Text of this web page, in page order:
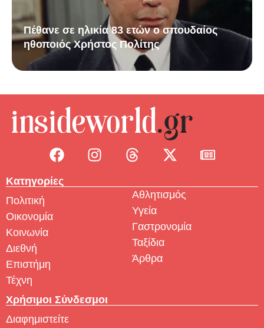
Πέθανε σε ηλικία 83 ετών ο σπουδαίος
ηθοποιός Χρήστος Πολίτης
Κατηγορίες
Πολιτική
Οικονομία
Κοινωνία
Διεθνή
Επιστήμη
Τέχνη
Αθλητισμός
Υγεία
Γαστρονομία
Ταξίδια
Άρθρα
Χρήσιμοι Σύνδεσμοι
Διαφημιστείτε